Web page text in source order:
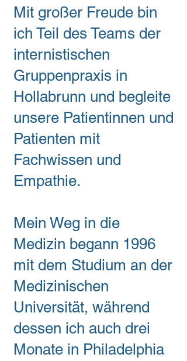
Mit großer Freude bin
ich Teil des Teams der
internistischen
Gruppenpraxis in
Hollabrunn und begleite
unsere Patientinnen und
Patienten mit
Fachwissen und
Empathie.
Mein Weg in die
Medizin begann 1996
mit dem Studium an der
Medizinischen
Universität, während
dessen ich auch drei
Monate in Philadelphia